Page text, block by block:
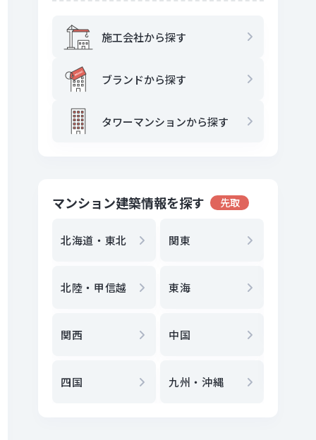
施工会社から探す
ブランドから探す
タワーマンションから探す
マンション建築情報を探す 先取
北海道・東北 関東
北陸・甲信越 東海
関西 中国
四国 九州・沖縄